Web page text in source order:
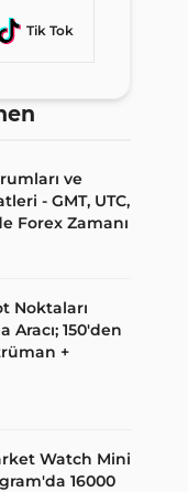
Tik Tok
ve
- GMT, UTC,
Forex Zamanı
Noktaları
Aracı; 150'den
+
Watch Mini
16000